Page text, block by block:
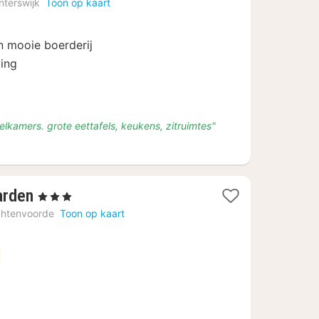
vanaf
94
Toon op kaart
mooie boerderij
grote eettafels, keukens, zitruimtes"
1
nacht
, 3 Sterren
Toon op kaart